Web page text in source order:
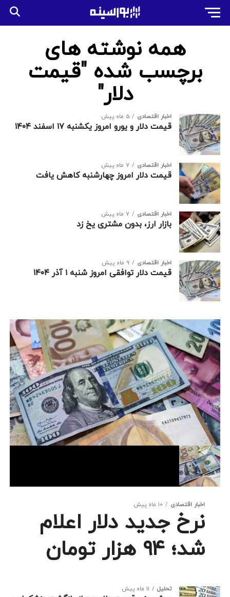
همه نوشته های
برچسب شده "قیمت
دلار"
اخبار اقتصادی 5 ماه پیش
قیمت دلار و یورو امروز یکشنبه ۱۷ اسفند ۱۴۰۴
اخبار اقتصادی 7 ماه پیش
قیمت دلار امروز چهارشنبه کاهش یافت
اخبار اقتصادی 7 ماه پیش
بازار ارز، بدون مشتری یخ زد
اخبار اقتصادی 9 ماه پیش
قیمت دلار توافقی امروز شنبه ۱ آذر ۱۴۰۴
اخبار اقتصادی 10 ماه پیش
نرخ جدید دلار اعلام
شد؛ ۹۴ هزار تومان
تحلیل 11 ماه پیش